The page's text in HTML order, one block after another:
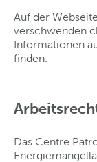
Auf der
Informationen
finden.
Das Centre